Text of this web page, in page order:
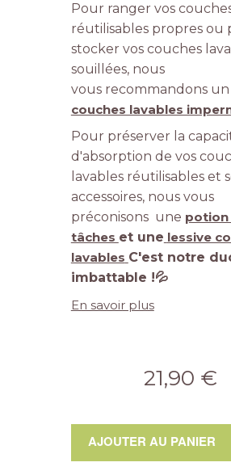
Pour ranger vos
réutilisables propres ou
stocker vos couches
souillées, nous
vous recommandons un
couches lavables
Pour préserver la
d'absorption de vos
lavables réutilisables et
accessoires, nous vous
préconisons une potion
tâches et une lessive
lavables C'est notre
imbattable !💦
En savoir plus
21,90 €
AJOUTER AU PANIER